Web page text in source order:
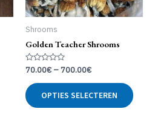
Shrooms
Golden Teacher Shrooms
Gewaardeerd
0
uit
5
70.00€ –700.00€
OPTIES SELECTEREN